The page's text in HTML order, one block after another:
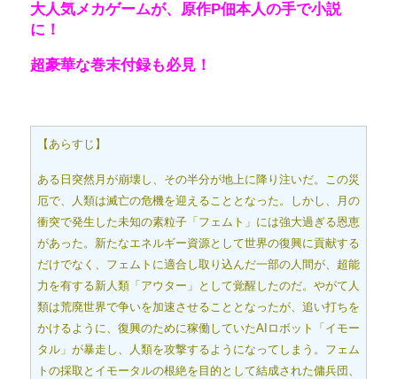
大人気メカゲームが、原作P佃本人の手で小説
に！
超豪華な巻末付録も必見！
【あらすじ】
ある日突然月が崩壊し、その半分が地上に降り注いだ。この災
厄で、人類は滅亡の危機を迎えることとなった。しかし、月の
衝突で発生した未知の素粒子「フェムト」には強大過ぎる恩恵
があった。新たなエネルギー資源として世界の復興に貢献する
だけでなく、フェムトに適合し取り込んだ一部の人間が、超能
力を有する新人類「アウター」として覚醒したのだ。やがて人
類は荒廃世界で争いを加速させることとなったが、追い打ちを
かけるように、復興のために稼働していたAIロボット「イモー
タル」が暴走し、人類を攻撃するようになってしまう。フェム
トの採取とイモータルの根絶を目的として結成された傭兵団、